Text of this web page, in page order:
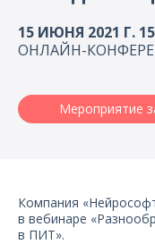
15 ИЮНЯ 2021 Г.
ОНЛАЙН-
Мероприятие
Компания
в вебинаре
в ПИТ».